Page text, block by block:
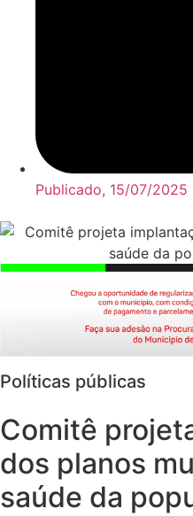
Publicado, 15/07/2025
Políticas públicas
Comitê
dos planos
saúde da